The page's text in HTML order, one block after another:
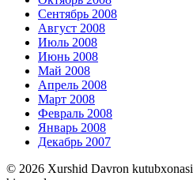
Сентябрь 2008
Август 2008
Июль 2008
Июнь 2008
Май 2008
Апрель 2008
Март 2008
Февраль 2008
Январь 2008
Декабрь 2007
© 2026 Xurshid Davron